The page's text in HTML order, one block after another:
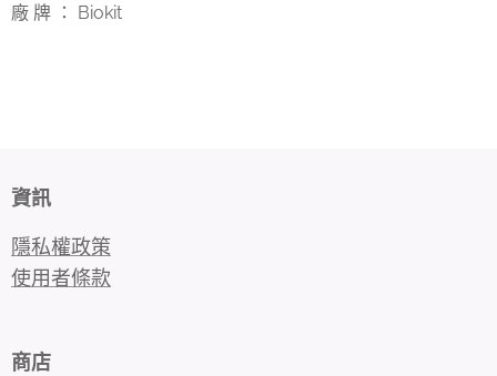
廠 牌 ： Biokit
資訊
隱私權政策
使用者條款
商店